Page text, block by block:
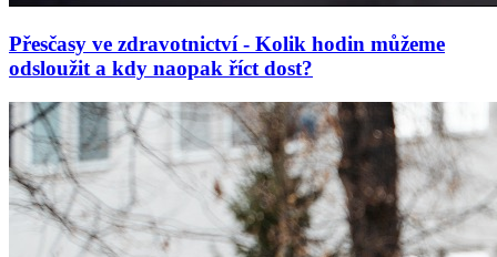
Přesčasy ve zdravotnictví - Kolik hodin můžeme
odsloužit a kdy naopak říct dost?